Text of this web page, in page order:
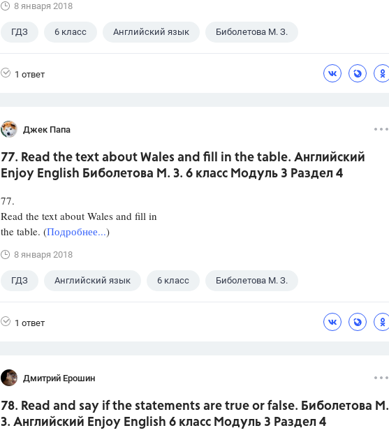
8 января 2018
ГДЗ 6 класс Английский язык Биболетова М. З.
1 ответ
Джек Папа
77. Read the text about Wales and fill in the table. Английский
Enjoy English Биболетова М. З. 6 класс Модуль 3 Раздел 4
77.
Read the text about Wales and fill in
the table. (Подробнее...)
8 января 2018
ГДЗ Английский язык 6 класс Биболетова М. З.
1 ответ
Дмитрий Ерошин
78. Read and say if the statements are true or false. Биболетова М.
З. Английский Enjoy English 6 класс Модуль 3 Раздел 4